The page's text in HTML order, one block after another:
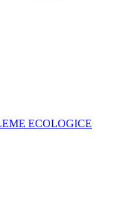
ECOLOGICE